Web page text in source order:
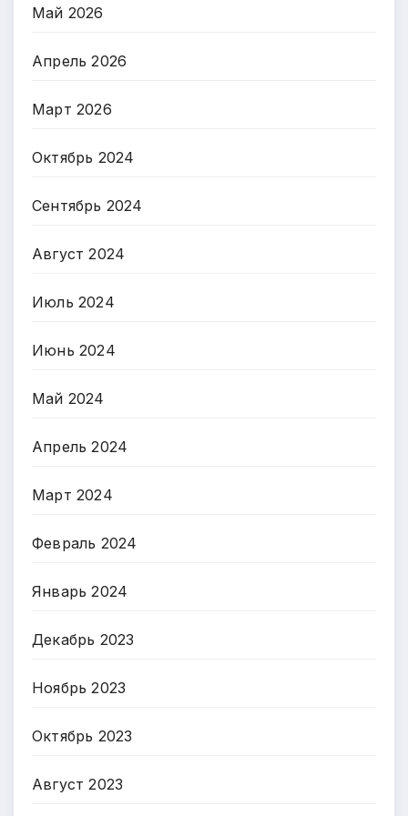
Май 2026
Апрель 2026
Март 2026
Октябрь 2024
Сентябрь 2024
Август 2024
Июль 2024
Июнь 2024
Май 2024
Апрель 2024
Март 2024
Февраль 2024
Январь 2024
Декабрь 2023
Ноябрь 2023
Октябрь 2023
Август 2023